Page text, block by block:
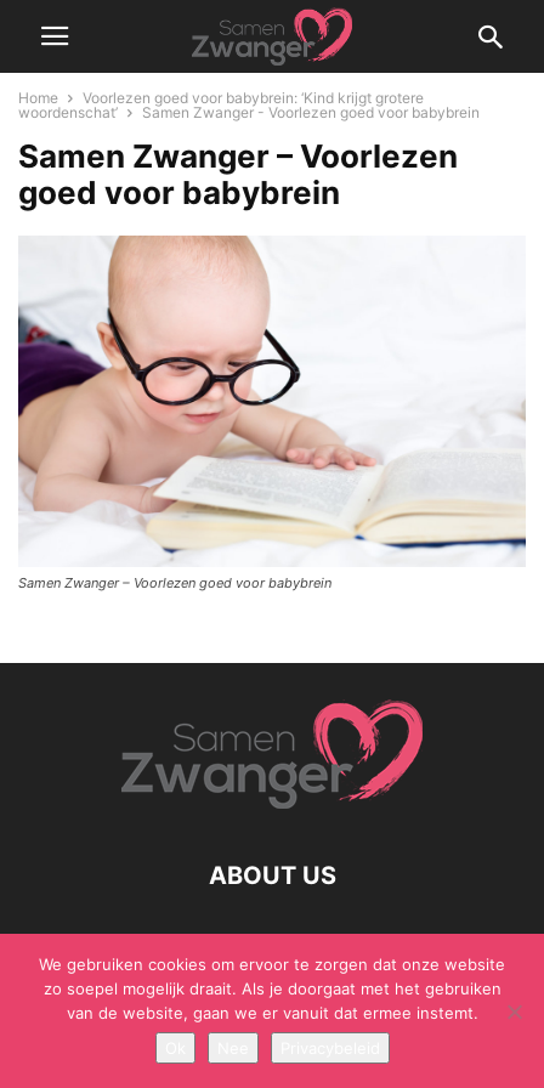
Home
Voorlezen goed voor babybrein: ‘Kind krijgt grotere
woordenschat’
Samen Zwanger - Voorlezen goed voor babybrein
Samen Zwanger – Voorlezen
goed voor babybrein
Samen Zwanger – Voorlezen goed voor babybrein
ABOUT US
© Samen Zwanger - Copyright - Gericht Media 2017 - 2021
We gebruiken cookies om ervoor te zorgen dat onze website
zo soepel mogelijk draait. Als je doorgaat met het gebruiken
van de website, gaan we er vanuit dat ermee instemt.